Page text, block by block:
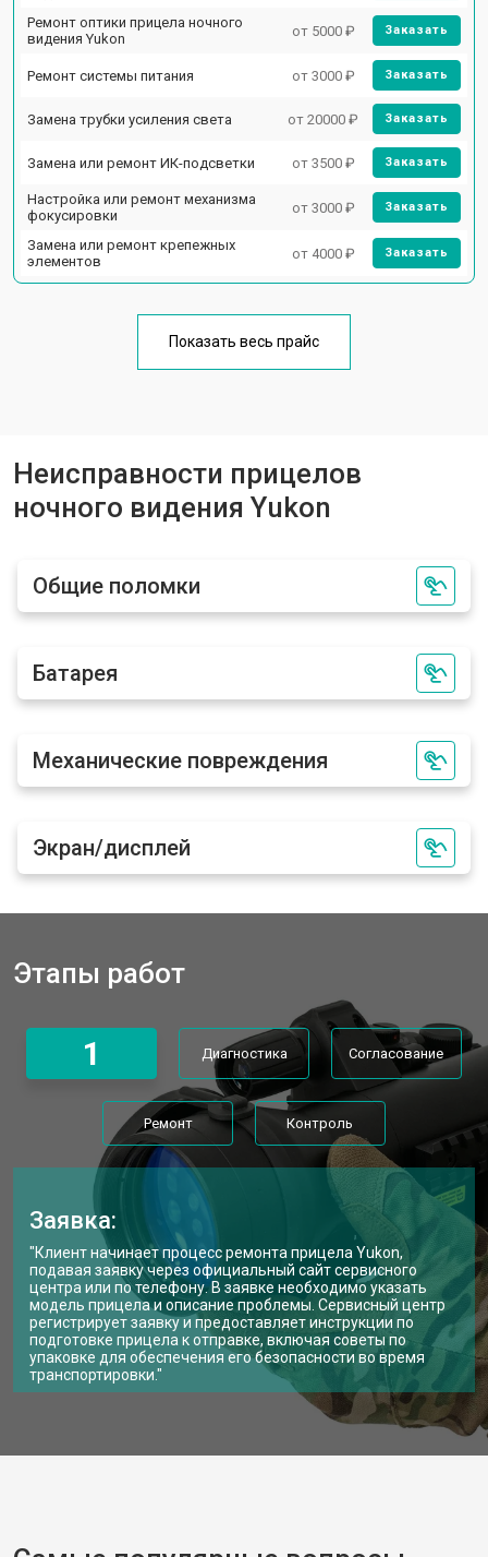
Ремонт оптики прицела ночного
видения Yukon
от 5000 ₽ Заказать
Ремонт системы питания от 3000 ₽ Заказать
Замена трубки усиления света от 20000 ₽ Заказать
Замена или ремонт ИК-подсветки от 3500 ₽ Заказать
Настройка или ремонт механизма
фокусировки
от 3000 ₽ Заказать
Замена или ремонт крепежных
элементов
от 4000 ₽ Заказать
Показать весь прайс
Неисправности прицелов
ночного видения Yukon
Общие поломки
Батарея
Механические повреждения
Экран/дисплей
Этапы работ
1 Диагностика Согласование
Ремонт Контроль
Заявка:
"Клиент начинает процесс ремонта прицела Yukon,
подавая заявку через официальный сайт сервисного
центра или по телефону. В заявке необходимо указать
модель прицела и описание проблемы. Сервисный центр
регистрирует заявку и предоставляет инструкции по
подготовке прицела к отправке, включая советы по
упаковке для обеспечения его безопасности во время
транспортировки."